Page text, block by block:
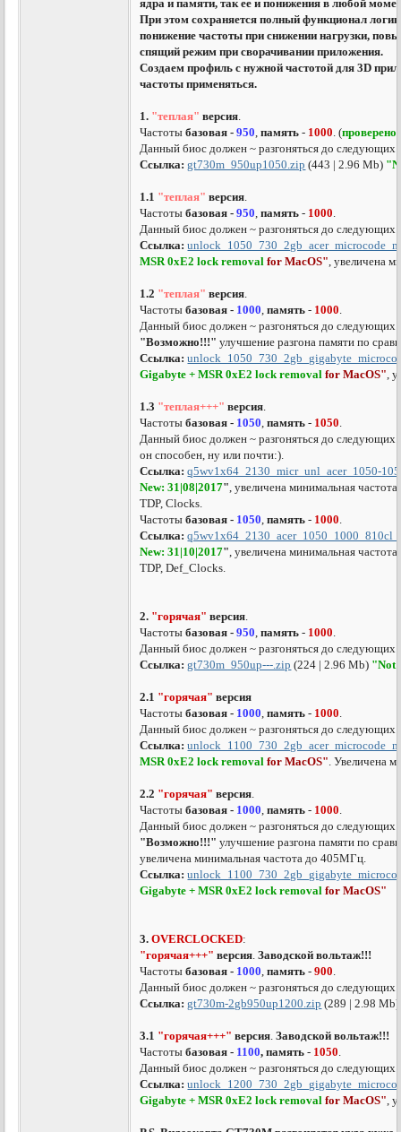
ядра и памяти, так ее и понижения в любой
При этом сохраняется полный функционал
понижение частоты при снижении нагрузки,
спящий режим при сворачивании приложения.
Создаем профиль с нужной частотой для 3D
частоты применяться.
1. "теплая" версия.
Частотыбазовая -950,память - 1000. (проверено
Данный биос должен ~ разгоняться до следующих
Ссылка: gt730m_950up1050.zip (443 | 2.96 Mb)
1.1 "теплая" версия.
Частотыбазовая -950,память - 1000.
Данный биос должен ~ разгоняться до следующих
Ссылка:
MSR 0xE2 lock removalforMacOS", увеличена
1.2 "теплая" версия.
Частотыбазовая - 1000,память - 1000.
Данный биос должен ~ разгоняться до следующих
"Возможно!!!" улучшение разгона памяти по
Ссылка:
Gigabyte + MSR 0xE2 lock removalforMacOS",
1.3 "теплая+++" версия.
Частотыбазовая - 1050,память - 1050.
Данный биос должен ~ разгоняться до следующих
он способен, ну или почти:).
Ссылка: q5wv1x64_2130_micr_unl_acer_1050-
New: 31|08|2017", увеличена минимальная
TDP, Clocks.
Частотыбазовая - 1050,память - 1000.
Ссылка:
New: 31|10|2017", увеличена минимальная
TDP, Def_Clocks.
2. "горячая" версия.
Частотыбазовая -950,память - 1000.
Данный биос должен ~ разгоняться до следующих
Ссылка: gt730m_950up---.zip (224 | 2.96 Mb) "Not
2.1 "горячая" версия
Частотыбазовая - 1000,память - 1000.
Данный биос должен ~ разгоняться до следующих
Ссылка:
MSR 0xE2 lock removalforMacOS". Увеличена
2.2 "горячая" версия.
Частотыбазовая - 1000,память - 1000.
Данный биос должен ~ разгоняться до следующих
"Возможно!!!" улучшение разгона памяти по
увеличена минимальная частота до 405МГц.
Ссылка:
Gigabyte + MSR 0xE2 lock removalforMacOS"
3. OVERCLOCKED:
"горячая+++" версия.Заводской вольтаж!!!
Частотыбазовая - 1000,память -900.
Данный биос должен ~ разгоняться до следующих
Ссылка: gt730m-2gb950up1200.zip (289 | 2.98
3.1 "горячая+++" версия.Заводской вольтаж!!!
Частотыбазовая - 1100, память - 1050.
Данный биос должен ~ разгоняться до следующих
Ссылка:
Gigabyte + MSR 0xE2 lock removalforMacOS",